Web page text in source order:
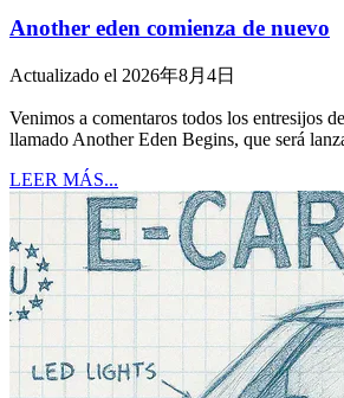
Another eden comienza de nuevo
Actualizado el 2026年8月4日
Venimos a comentaros todos los entresijos
llamado Another Eden Begins, que será
LEER MÁS...